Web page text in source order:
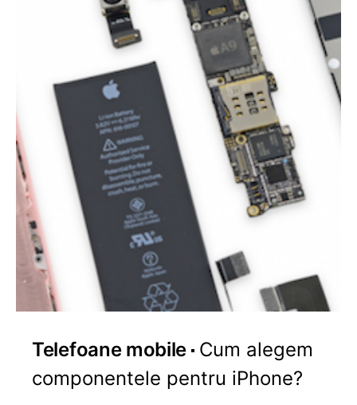
Telefoane mobile Cum alegem
componentele pentru iPhone?